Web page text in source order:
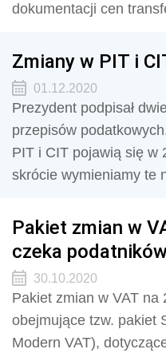
dokumentacji cen
Zmiany w PIT i
01.12.2020
Prezydent podpisał
przepisów
PIT i CIT pojawią się w
skrócie wymieniamy te
Pakiet zmian w
czeka
30.10.2020
Pakiet zmian w VAT na
obejmujące tzw. pakiet
Modern VAT),